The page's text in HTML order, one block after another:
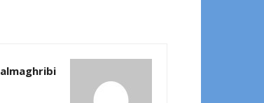
almaghribi